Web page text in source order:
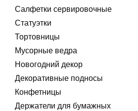
Салфетки сервировочные
Статуэтки
Тортовницы
Мусорные ведра
Новогодний декор
Декоративные подносы
Конфетницы
Держатели для бумажных